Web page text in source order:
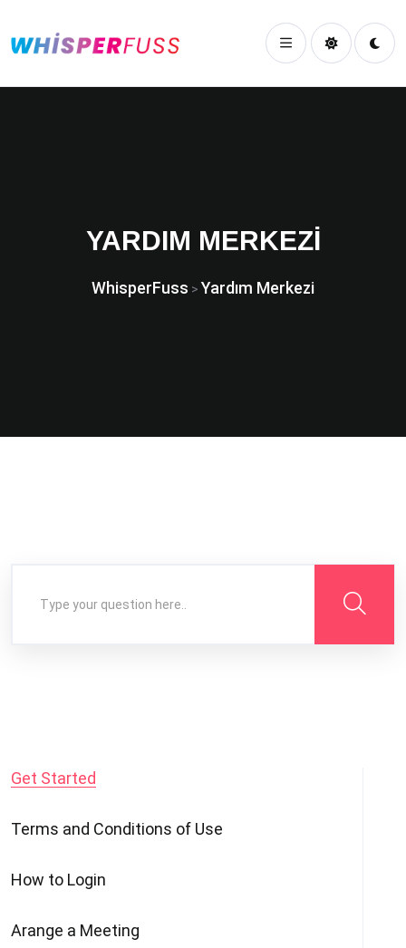
YARDIM MERKEZI
WhisperFuss > Yardım Merkezi
Get Started
Terms and Conditions of Use
How to Login
Arange a Meeting